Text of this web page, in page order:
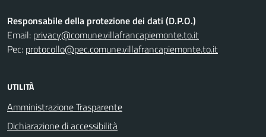
Responsabile della protezione dei dati (D.P.O.)
Email: privacy@comune.villafrancapiemonte.to.it
Pec: protocollo@pec.comune.villafrancapiemonte.to.it
UTILITÀ
Amministrazione Trasparente
Dichiarazione di accessibilità